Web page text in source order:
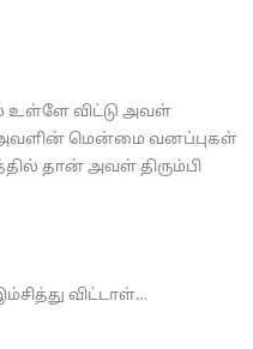
உள்ளே விட்டு அவள்
அவளின் மென்மை வனப்புகள்
தான் அவள் திரும்பி
விட்டாள்…